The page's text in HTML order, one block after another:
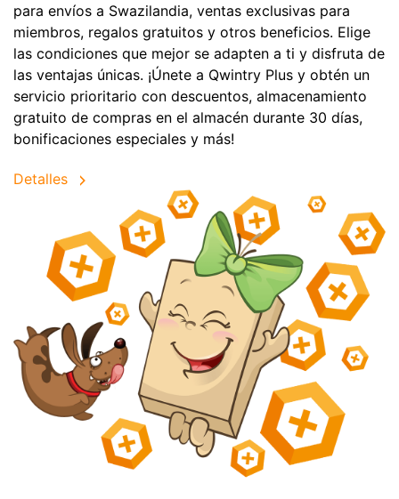
para envíos a Swazilandia, ventas exclusivas para
miembros, regalos gratuitos y otros beneficios. Elige
las condiciones que mejor se adapten a ti y disfruta de
las ventajas únicas. ¡Únete a Qwintry Plus y obtén un
servicio prioritario con descuentos, almacenamiento
gratuito de compras en el almacén durante 30 días,
bonificaciones especiales y más!
Detalles